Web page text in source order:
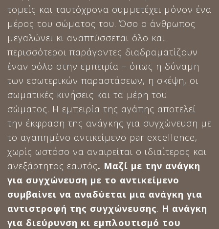
τομείς και ταυτόχρονα συμμετέχει μόνον ένα
μέρος του σώματος του. Όσο ο άνθρωπος
μεγαλώνει κι αναπτύσσεται όλο και
περισσότεροι παράγοντες διαδραματίζουν
έναν ρόλο στην εμπειρία – όπως η δύναμη
των εσωτερικών παραστάσεων, η σκέψη, οι
σωματικές κινήσεις και τα μέρη του
σώματος. Η εμπειρία της αγάπης αποτελεί
την έκφραση της ανάγκης για συγχώνευση με
το αγαπημένο αντικείμενο par excellence,
χωρίς ωστόσο να αναιρείται ο ιδιαίτερος και
ανεξάρτητος εαυτός. Μαζί με την ανάγκη
για συγχώνευση με το αντικείμενο
συμβαίνει να αναδύεται μια ανάγκη για
αντιστροφή της συγχώνευσης. Η ανάγκη
για διεύρυνση κι εμπλουτισμό του